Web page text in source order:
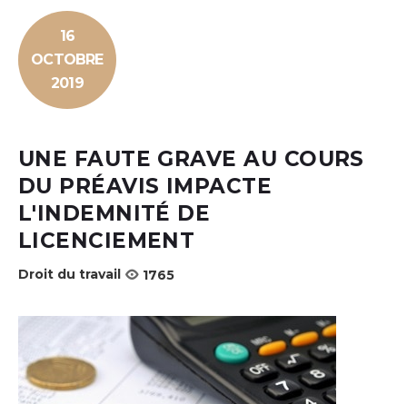
16
OCTOBRE
2019
UNE FAUTE GRAVE AU COURS
DU PRÉAVIS IMPACTE
L'INDEMNITÉ DE
LICENCIEMENT
Droit du travail 1765